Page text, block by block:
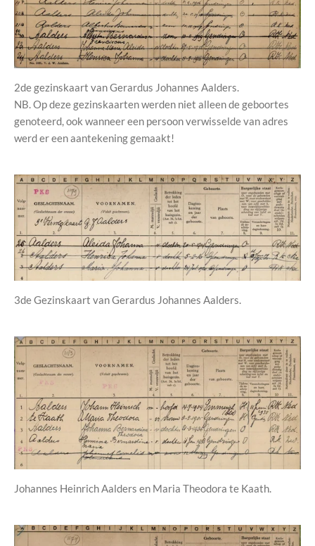
2de gezinskaart van Gerardus Johannes Aalders.
NB. Op deze gezinskaarten werden niet alleen de geboortes
genoteerd, ook wanneer een persoon verwisselde van adres
werd er een aantekening gemaakt!
3de Gezinskaart van Gerardus Johannes Aalders.
Johannes Heinrich Aalders en Maria Theodora te Kaath.